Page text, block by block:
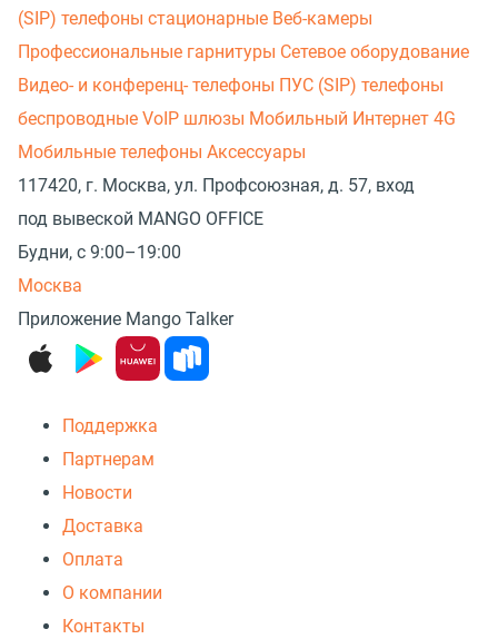
(SIP) телефоны стационарные Веб-камеры
Профессиональные гарнитуры Сетевое оборудование
Видео- и конференц- телефоны ПУС (SIP) телефоны
беспроводные VoIP шлюзы Мобильный Интернет 4G
Мобильные телефоны Аксессуары
117420, г. Москва, ул. Профсоюзная, д. 57, вход
под вывеской MANGO OFFICE
Будни, с 9:00–19:00
Москва
Приложение Mango Talker
Поддержка
Партнерам
Новости
Доставка
Оплата
О компании
Контакты